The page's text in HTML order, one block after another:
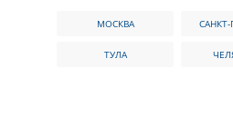
МОСКВА САНКТ-
ТУЛА